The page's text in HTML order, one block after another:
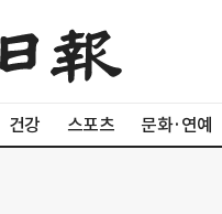
건강 스포츠 문화·연예